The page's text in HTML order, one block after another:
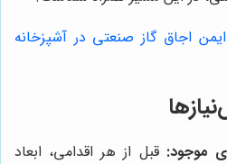
اجاق گاز صنعتی در آشپزخانه
موجود: قبل از هر اقدامی، ابعاد